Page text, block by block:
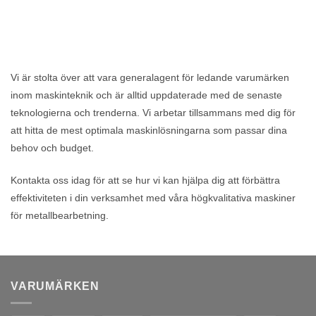
Vi är stolta över att vara generalagent för ledande varumärken
inom maskinteknik och är alltid uppdaterade med de senaste
teknologierna och trenderna. Vi arbetar tillsammans med dig för
att hitta de mest optimala maskinlösningarna som passar dina
behov och budget.
Kontakta oss idag för att se hur vi kan hjälpa dig att förbättra
effektiviteten i din verksamhet med våra högkvalitativa maskiner
för metallbearbetning.
VARUMÄRKEN